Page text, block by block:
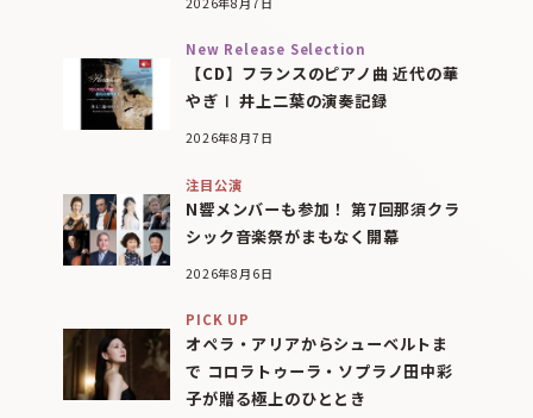
New Release Selection
【CD】フランスのピアノ曲 近代の華
やぎⅠ 井上二葉の演奏記録
2026年8月7日
注目公演
N響メンバーも参加！ 第7回那須クラ
シック音楽祭がまもなく開幕
2026年8月6日
PICK UP
オペラ・アリアからシューベルトま
で コロラトゥーラ・ソプラノ田中彩
子が贈る極上のひととき